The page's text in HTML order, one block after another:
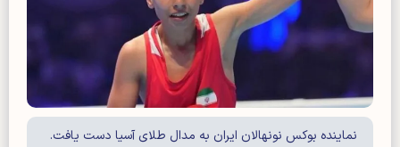
نماینده بوکس نونهالان ایران به مدال طلای آسیا دست یافت.